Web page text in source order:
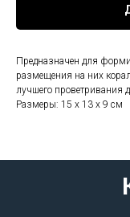
Предназначен для
размещения на них
лучшего проветривания
Размеры: 15 х 13 х 9 см